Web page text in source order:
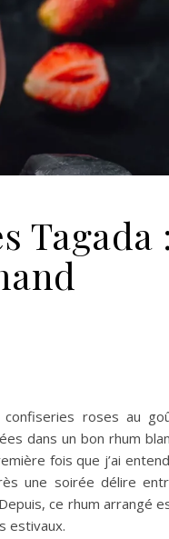
Tagada :
roses au
dans un bon rhum
fois que j’ai
une soirée délire
ce rhum arrangé
estivaux.